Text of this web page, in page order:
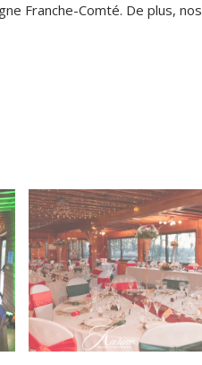
Franche-Comté. De plus, nos